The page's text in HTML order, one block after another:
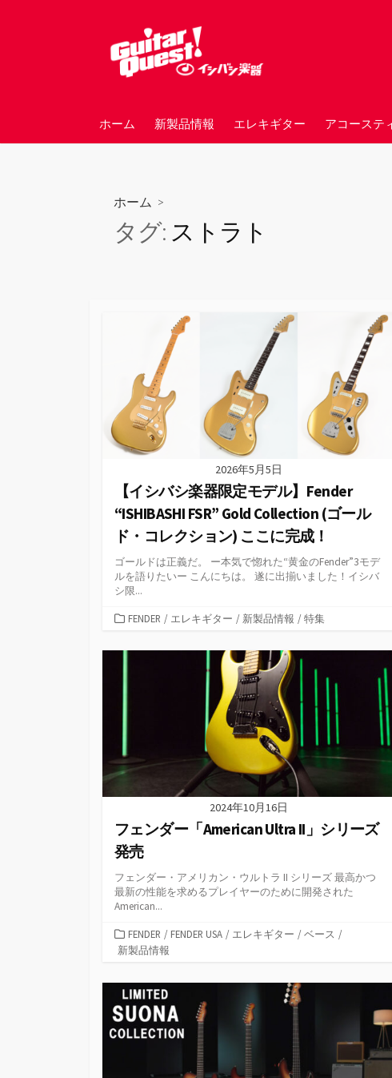
ホーム 新製品情報 エレキギター アコーステ
ホーム >
タグ: ストラト
2026年5月5日
【イシバシ楽器限定モデル】Fender
“ISHIBASHI FSR” Gold Collection (ゴール
ド・コレクション) ここに完成！
ゴールドは正義だ。 ー本気で惚れた“黄金のFender”3モデ
ルを語りたいー こんにちは。 遂に出揃いました！イシバ
シ限...
カ
ゴ
FENDER / エレキギター / 新製品情報 / 特集
2024年10月16日
フェンダー「American Ultra II」シリーズ
発売
フェンダー・アメリカン・ウルトラ II シリーズ 最高かつ
最新の性能を求めるプレイヤーのために開発された
American...
カ
テ
リ
ー
FENDER / FENDER USA / エレキギター / ベース /
新製品情報